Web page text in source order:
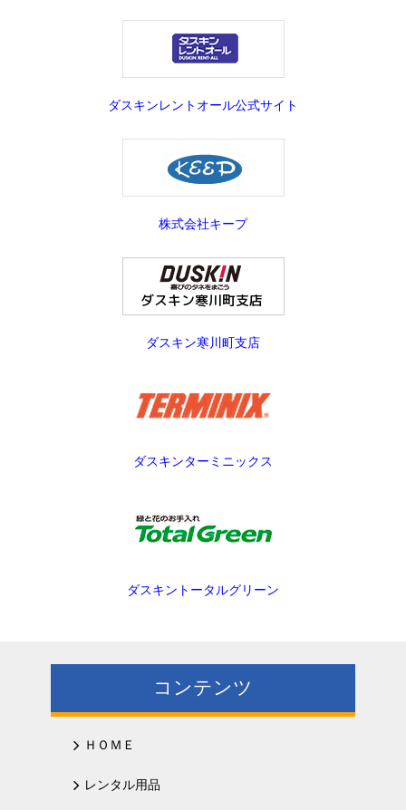
ダスキンレントオール公式サイト
株式会社キープ
ダスキン寒川町支店
ダスキンターミニックス
ダスキントータルグリーン
コンテンツ
ＨＯＭＥ
レンタル用品